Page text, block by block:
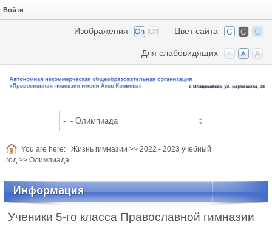
Войти
Цвет сайта
Изображения
Для слабовидящих
You are here: Жизнь гимназии >> 2022 - 2023 учебный
год >> Олимпиада
Информация
Ученики 5-го класса Православной гимназии